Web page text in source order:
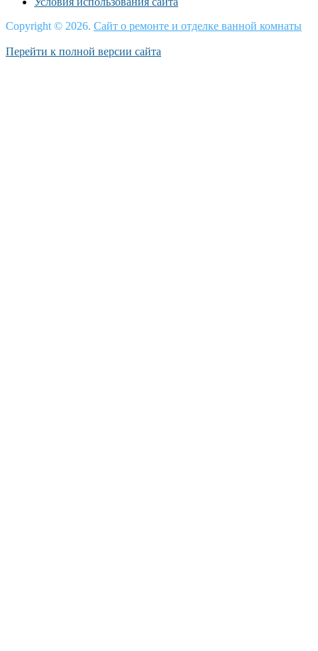
Copyright © 2026. Сайт о ремонте и отделке ванной комнаты
Перейти к полной версии сайта